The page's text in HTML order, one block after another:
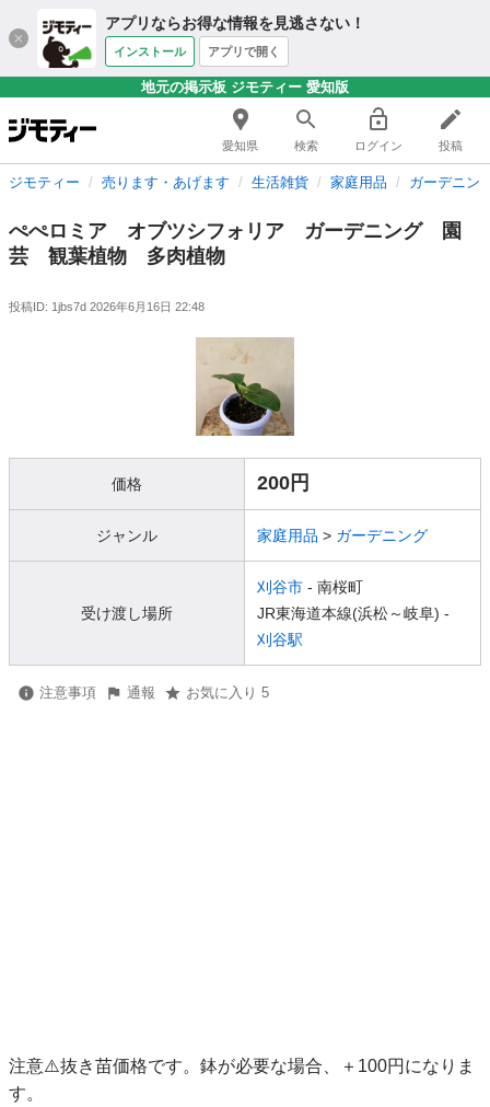
アプリならお得な情報を見逃さない！
インストール アプリで開く
地元の掲示板 ジモティー 愛知版
愛知県 検索 ログイン 投稿
ジモティー 売ります・あげます 生活雑貨 家庭用品 ガーデニン
ぺぺロミア オブツシフォリア ガーデニング 園
芸 観葉植物 多肉植物
投稿ID: 1jbs7d 2026年6月16日 22:48
価格 200円
ジャンル 家庭用品 > ガーデニング
受け渡し場所
刈谷市 - 南桜町
JR東海道本線(浜松～岐阜) -
刈谷駅
注意事項 通報 お気に入り 5
注意⚠️抜き苗価格です。鉢が必要な場合、＋100円になりま
す。